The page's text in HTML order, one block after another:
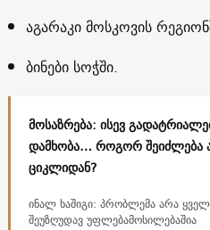
აგარაკი მოსკოვის
ბინები სოჭში.
მოსაზრება: ისევ
დამხობა… როგორ შეიძლება
ციკლიდან?
ინალ ხაშიგი: პრობლემა არა
შეუზღუდავ უფლებამოსილებაშია